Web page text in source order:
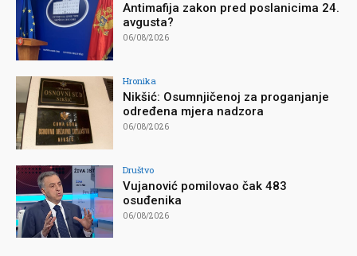
Antimafija zakon pred poslanicima 24.
avgusta?
06/08/2026
Hronika
Nikšić: Osumnjičenoj za proganjanje
određena mjera nadzora
06/08/2026
Društvo
Vujanović pomilovao čak 483
osuđenika
06/08/2026